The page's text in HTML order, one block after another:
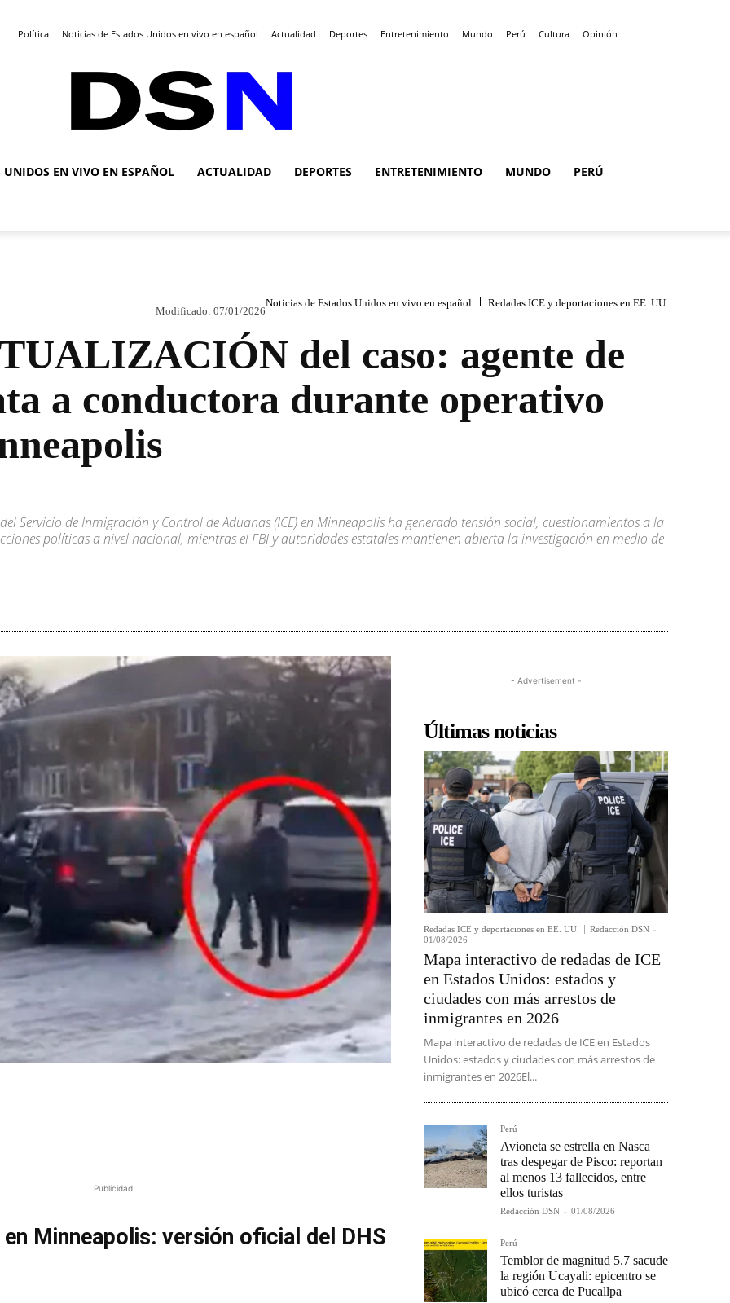
Política Noticias de Estados Unidos en vivo en español Actualidad Deportes Entretenimiento Mundo Perú Cultura Opinión
UNIDOS EN VIVO EN ESPAÑOL ACTUALIDAD DEPORTES ENTRETENIMIENTO MUNDO PERÚ
Noticias de Estados Unidos en vivo en español Redadas ICE y deportaciones en EE. UU.
Modificado: 07/01/2026
del caso: agente de
a conductora durante operativo
Servicio de Inmigración y Control de Aduanas (ICE) en Minneapolis ha generado tensión social, cuestionamientos a la
políticas a nivel nacional, mientras el FBI y autoridades estatales mantienen abierta la investigación en medio de
Publicidad
en Minneapolis: versión oficial del DHS
- Advertisement -
Últimas noticias
Redadas ICE y deportaciones en EE. UU. Redacción DSN -
01/08/2026
Mapa interactivo de redadas de ICE
en Estados Unidos: estados y
ciudades con más arrestos de
inmigrantes en 2026
Mapa interactivo de redadas de ICE en Estados
Unidos: estados y ciudades con más arrestos de
inmigrantes en 2026El...
Perú
Avioneta se estrella en Nasca
tras despegar de Pisco: reportan
al menos 13 fallecidos, entre
ellos turistas
Redacción DSN - 01/08/2026
Perú
Temblor de magnitud 5.7 sacude
la región Ucayali: epicentro se
ubicó cerca de Pucallpa